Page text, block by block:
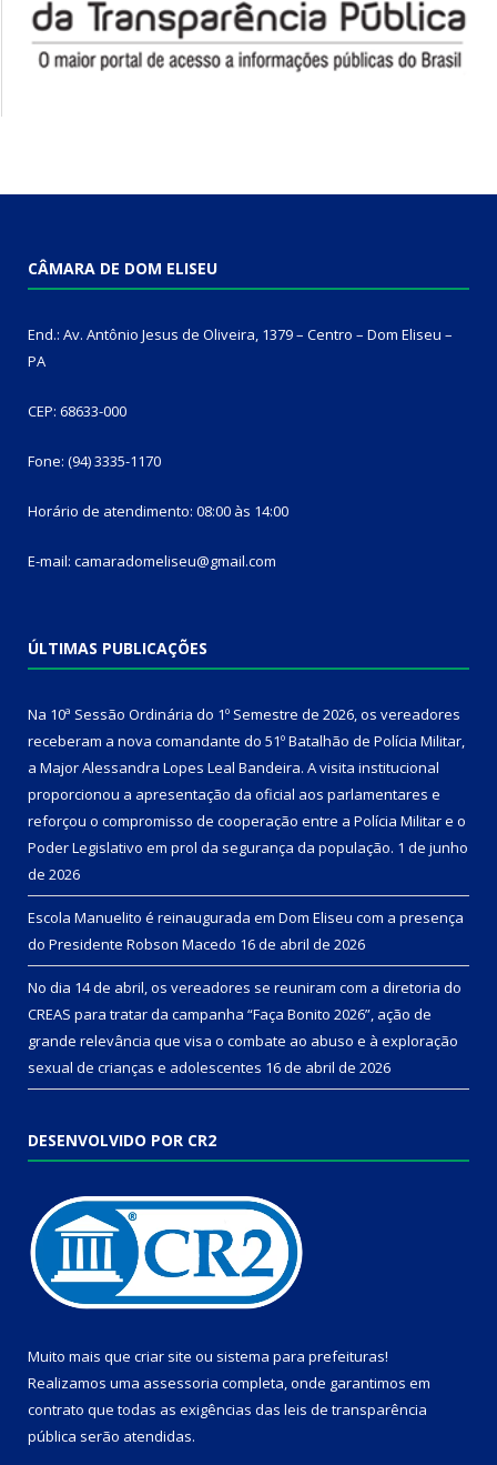
CÂMARA DE DOM ELISEU
End.: Av. Antônio Jesus de Oliveira, 1379 – Centro – Dom Eliseu –
PA
CEP: 68633-000
Fone: (94) 3335-1170
Horário de atendimento: 08:00 às 14:00
E-mail: camaradomeliseu@gmail.com
ÚLTIMAS PUBLICAÇÕES
Na 10ª Sessão Ordinária do 1º Semestre de 2026, os vereadores
receberam a nova comandante do 51º Batalhão de Polícia Militar,
a Major Alessandra Lopes Leal Bandeira. A visita institucional
proporcionou a apresentação da oficial aos parlamentares e
reforçou o compromisso de cooperação entre a Polícia Militar e o
Poder Legislativo em prol da segurança da população. 1 de junho
de 2026
Escola Manuelito é reinaugurada em Dom Eliseu com a presença
do Presidente Robson Macedo 16 de abril de 2026
No dia 14 de abril, os vereadores se reuniram com a diretoria do
CREAS para tratar da campanha “Faça Bonito 2026”, ação de
grande relevância que visa o combate ao abuso e à exploração
sexual de crianças e adolescentes 16 de abril de 2026
DESENVOLVIDO POR CR2
Muito mais que criar site ou sistema para prefeituras!
Realizamos uma assessoria completa, onde garantimos em
contrato que todas as exigências das leis de transparência
pública serão atendidas.